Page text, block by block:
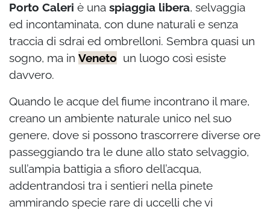
Porto Caleri è una spiaggia libera, selvaggia
ed incontaminata, con dune naturali e senza
traccia di sdrai ed ombrelloni. Sembra quasi un
sogno, ma in Veneto un luogo così esiste
davvero.
Quando le acque del fiume incontrano il mare,
creano un ambiente naturale unico nel suo
genere, dove si possono trascorrere diverse ore
passeggiando tra le dune allo stato selvaggio,
sull’ampia battigia a sfioro dell’acqua,
addentrandosi tra i sentieri nella pinete
ammirando specie rare di uccelli che vi